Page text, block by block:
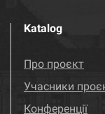
Katalog
Про проєкт
Учасники
Конференції